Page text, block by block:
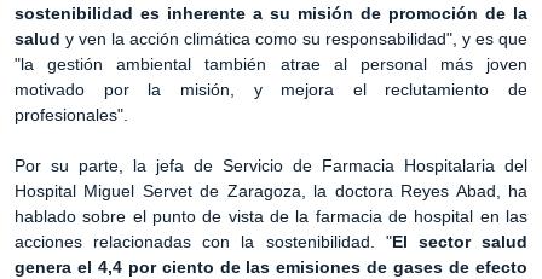
sostenibilidad es inherente a su misión de promoción de la
salud y ven la acción climática como su responsabilidad", y es que
"la gestión ambiental también atrae al personal más joven
motivado por la misión, y mejora el reclutamiento de
profesionales".
Por su parte, la jefa de Servicio de Farmacia Hospitalaria del
Hospital Miguel Servet de Zaragoza, la doctora Reyes Abad, ha
hablado sobre el punto de vista de la farmacia de hospital en las
acciones relacionadas con la sostenibilidad. "El sector salud
genera el 4,4 por ciento de las emisiones de gases de efecto